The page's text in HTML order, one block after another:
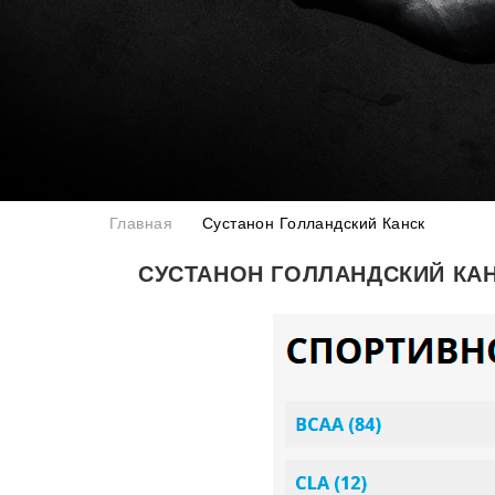
Главная Сустанон Голландский Канск
СУСТАНОН ГОЛЛАНДСКИЙ